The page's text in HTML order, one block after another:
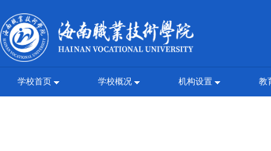
学校首页 学校概况 机构设置 教